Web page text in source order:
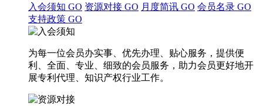
入会须知 GO 资源对接 GO 月度简讯 GO 会员名录 GO
支持政策 GO
为每一位会员办实事、优先办理、贴心服务，提供便
利、全面、专业、细致的会员服务，助力会员更好地开
展专利代理、知识产权行业工作。